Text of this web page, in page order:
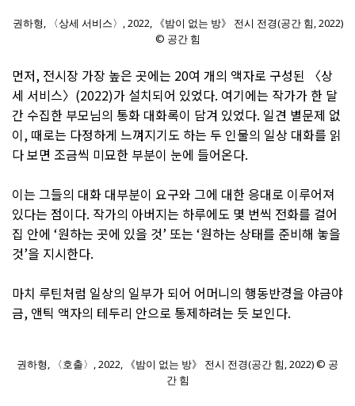
권하형, 〈상세 서비스〉, 2022, 《밤이 없는 방》 전시 전경(공간 힘, 2022)
© 공간 힘
먼저, 전시장 가장 높은 곳에는 20여 개의 액자로 구성된 〈상
세 서비스〉(2022)가 설치되어 있었다. 여기에는 작가가 한 달
간 수집한 부모님의 통화 대화록이 담겨 있었다. 일견 별문제 없
이, 때로는 다정하게 느껴지기도 하는 두 인물의 일상 대화를 읽
다 보면 조금씩 미묘한 부분이 눈에 들어온다.
이는 그들의 대화 대부분이 요구와 그에 대한 응대로 이루어져
있다는 점이다. 작가의 아버지는 하루에도 몇 번씩 전화를 걸어
집 안에 ‘원하는 곳에 있을 것’ 또는 ‘원하는 상태를 준비해 놓을
것’을 지시한다.
마치 루틴처럼 일상의 일부가 되어 어머니의 행동반경을 야금야
금, 앤틱 액자의 테두리 안으로 통제하려는 듯 보인다.
권하형, 〈호출〉, 2022, 《밤이 없는 방》 전시 전경(공간 힘, 2022) © 공
간 힘